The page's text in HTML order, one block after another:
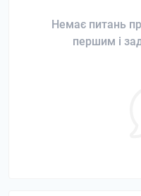
Немає питань
першим і